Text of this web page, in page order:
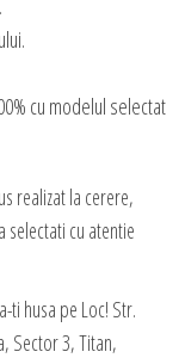
cu modelul selectat
realizat la cerere,
selectati cu atentie
ti husa pe Loc! Str.
Sector 3, Titan,